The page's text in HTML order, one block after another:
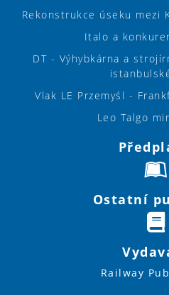
Rekonstrukce úseku mezi
Italo a
DT - Výhybkárna a
Vlak LE Przemyśl -
Leo Talgo
Ostatní
Railway